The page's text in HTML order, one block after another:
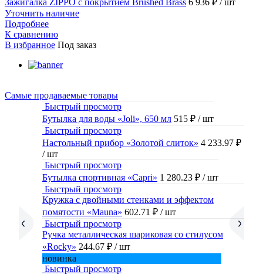
Уточнить наличие
Подробнее
К сравнению
В избранное Под заказ
Самые продаваемые товары
Быстрый просмотр
Бутылка для воды «Joli», 650 мл 515 ₽ / шт
Быстрый просмотр
Настольный прибор «Золотой слиток» 4 233.97 ₽
/ шт
Быстрый просмотр
Бутылка спортивная «Capri» 1 280.23 ₽ / шт
Быстрый просмотр
Кружка с двойными стенками и эффектом
помятости «Mauna» 602.71 ₽ / шт
Быстрый просмотр
Ручка металлическая шариковая со стилусом
«Rocky» 244.67 ₽ / шт
новинка
Быстрый просмотр